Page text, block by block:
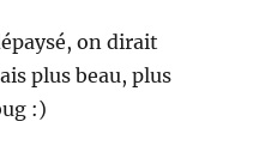
on dirait
plus beau, plus
:)